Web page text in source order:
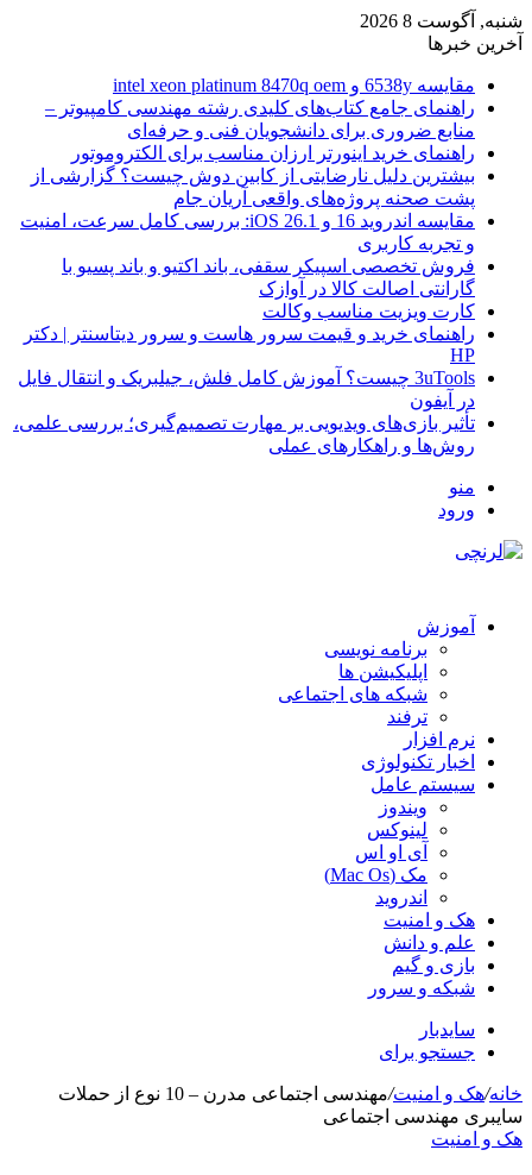
شنبه, آگوست 8 2026
آخرین خبرها
مقایسه 6538y و intel xeon platinum 8470q oem
راهنمای جامع کتاب‌های کلیدی رشته مهندسی کامپیوتر –
منابع ضروری برای دانشجویان فنی و حرفه‌ای
راهنمای خرید اینورتر ارزان مناسب برای الکتروموتور
بیشترین دلیل نارضایتی از کابین دوش چیست؟ گزارشی از
پشت صحنه پروژه‌های واقعی آریان جام
مقایسه اندروید 16 و iOS 26.1: بررسی کامل سرعت، امنیت
و تجربه کاربری
فروش تخصصی اسپیکر سقفی، باند اکتیو و باند پسیو با
گارانتی اصالت کالا در آوازک
کارت ویزیت مناسب وکالت
راهنمای خرید و قیمت سرور هاست و سرور دیتاسنتر | دکتر
HP
3uTools چیست؟ آموزش کامل فلش، جیلبریک و انتقال فایل
در آیفون
تأثیر بازی‌های ویدیویی بر مهارت تصمیم‌گیری؛ بررسی علمی،
روش‌ها و راهکارهای عملی
منو
ورود
آموزش
برنامه نویسی
اپلیکیشن ها
شبکه های اجتماعی
ترفند
نرم افزار
اخبار تکنولوژی
سیستم عامل
ویندوز
لینوکس
آی او اس
مک (Mac Os)
اندروید
هک و امنیت
علم و دانش
بازی و گیم
شبکه و سرور
سایدبار
جستجو برای
خانه/هک و امنیت/
مهندسی اجتماعی مدرن – 10 نوع از حملات
سایبری مهندسی اجتماعی
هک و امنیت